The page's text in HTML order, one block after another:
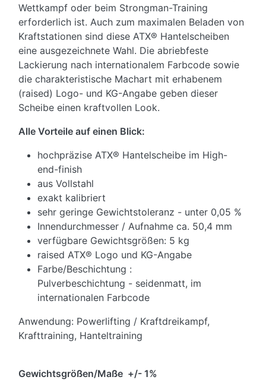
Wettkampf oder beim Strongman-Training
erforderlich ist. Auch zum maximalen Beladen von
Kraftstationen sind diese ATX® Hantelscheiben
eine ausgezeichnete Wahl. Die abriebfeste
Lackierung nach internationalem Farbcode sowie
die charakteristische Machart mit erhabenem
(raised) Logo- und KG-Angabe geben dieser
Scheibe einen kraftvollen Look.
Alle Vorteile auf einen Blick:
hochpräzise ATX® Hantelscheibe im High-
end-finish
aus Vollstahl
exakt kalibriert
sehr geringe Gewichtstoleranz - unter 0,05 %
Innendurchmesser / Aufnahme ca. 50,4 mm
verfügbare Gewichtsgrößen: 5 kg
raised ATX® Logo und KG-Angabe
Farbe/Beschichtung :
Pulverbeschichtung - seidenmatt, im
internationalen Farbcode
Anwendung: Powerlifting / Kraftdreikampf,
Krafttraining, Hanteltraining
Gewichtsgrößen/Maße +/- 1%